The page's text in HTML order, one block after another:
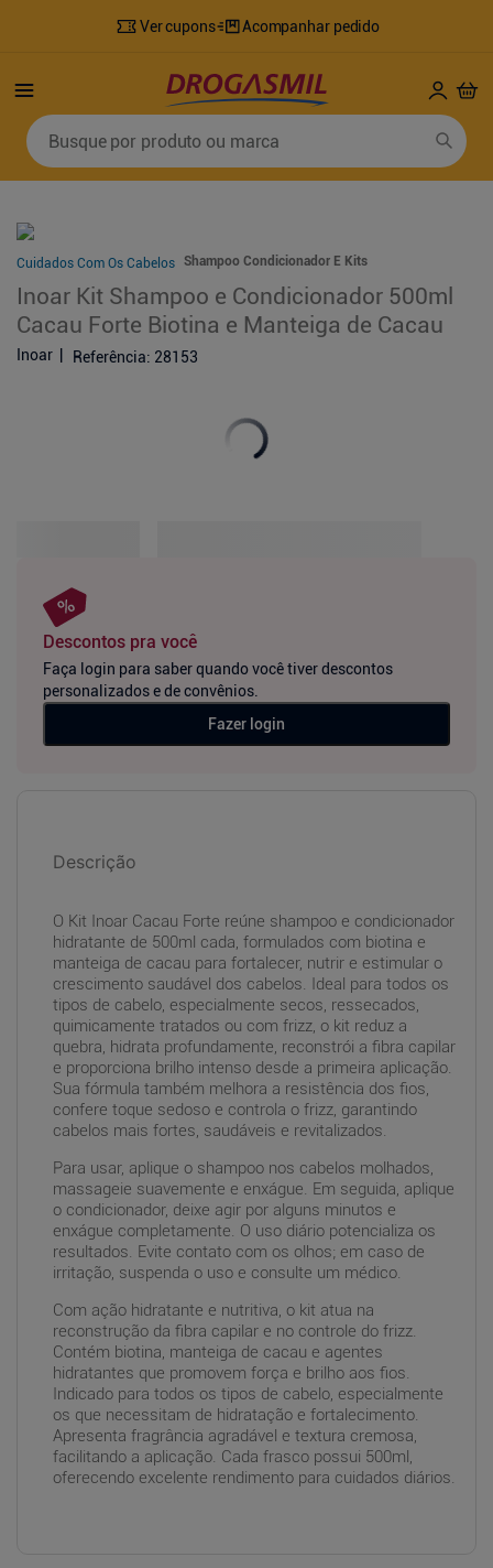
Ver cupons Acompanhar pedido
Busque por produto ou marca
Cuidados Com Os Cabelos Shampoo Condicionador E Kits
Inoar Kit Shampoo e Condicionador 500ml
Cacau Forte Biotina e Manteiga de Cacau
Inoar Referência: 28153
Descontos pra você
Faça login para saber quando você tiver descontos
personalizados e de convênios.
Fazer login
Descrição
O Kit Inoar Cacau Forte reúne shampoo e condicionador
hidratante de 500ml cada, formulados com biotina e
manteiga de cacau para fortalecer, nutrir e estimular o
crescimento saudável dos cabelos. Ideal para todos os
tipos de cabelo, especialmente secos, ressecados,
quimicamente tratados ou com frizz, o kit reduz a
quebra, hidrata profundamente, reconstrói a fibra capilar
e proporciona brilho intenso desde a primeira aplicação.
Sua fórmula também melhora a resistência dos fios,
confere toque sedoso e controla o frizz, garantindo
cabelos mais fortes, saudáveis e revitalizados.
Para usar, aplique o shampoo nos cabelos molhados,
massageie suavemente e enxágue. Em seguida, aplique
o condicionador, deixe agir por alguns minutos e
enxágue completamente. O uso diário potencializa os
resultados. Evite contato com os olhos; em caso de
irritação, suspenda o uso e consulte um médico.
Com ação hidratante e nutritiva, o kit atua na
reconstrução da fibra capilar e no controle do frizz.
Contém biotina, manteiga de cacau e agentes
hidratantes que promovem força e brilho aos fios.
Indicado para todos os tipos de cabelo, especialmente
os que necessitam de hidratação e fortalecimento.
Apresenta fragrância agradável e textura cremosa,
facilitando a aplicação. Cada frasco possui 500ml,
oferecendo excelente rendimento para cuidados diários.
retinol
4º
fralda geriatrica
5 º desodorante
8
tylenol
9º
fralda xg